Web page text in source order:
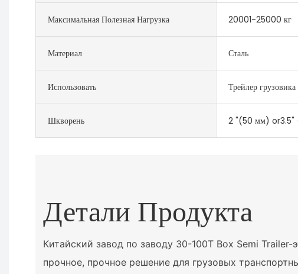
Максимальная Полезная Нагрузка 20001-25000 кг
Материал Сталь
Использовать Трейлер грузовика
Шкворень 2 "(50 мм)
Детали Продукта
Китайский завод по заводу 30-100T Box Semi Trailer-
прочное, прочное решение для грузовых